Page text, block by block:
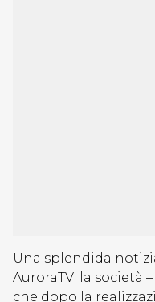
Una splendida
AuroraTV: la società
che dopo la